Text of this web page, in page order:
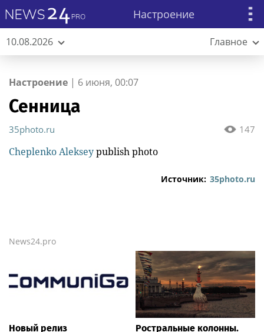
Настроение
10.08.2026 Главное
Настроение | 6 июня, 00:07
Сенница
147
35photo.ru
Cheplenko Alekseypublish photo
Источник: 35photo.ru
News24.pro
Новый релиз
Ростральные колонны.